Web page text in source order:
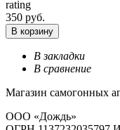
rating
350 руб.
В корзину
В закладки
В сравнение
Магазин самогонных
ООО «Дождь»